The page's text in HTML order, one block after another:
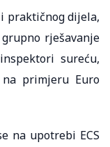
praktičnog dijela,
rješavanje
sureću,
primjeru Euro
na upotrebi ECS